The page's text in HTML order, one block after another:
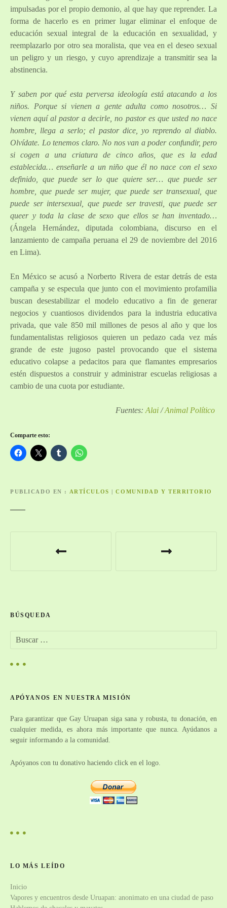
impulsadas por el propio demonio, al que hay que reprender. La
forma de hacerlo es en primer lugar eliminar el enfoque de
educación sexual integral de la educación en sexualidad, y
reemplazarlo por otro sea moralista, que vea en el deseo sexual
un peligro y un riesgo, y cuyo aprendizaje a transmitir sea la
abstinencia.
Y saben por qué esta perversa ideología está atacando a los
niños. Porque si vienen a gente adulta como nosotros… Si
vienen aquí al pastor a decirle, no pastor es que usted no nace
hombre, llega a serlo; el pastor dice, yo reprendo al diablo.
Olvídate. Lo tenemos claro. No nos van a poder confundir, pero
si cogen a una criatura de cinco años, que es la edad
establecida… enseñarle a un niño que él no nace con el sexo
definido, que puede ser lo que quiere ser… que puede ser
hombre, que puede ser mujer, que puede ser transexual, que
puede ser intersexual, que puede ser travesti, que puede ser
queer y toda la clase de sexo que ellos se han inventado…
(Ángela Hernández, diputada colombiana, discurso en el
lanzamiento de campaña peruana el 29 de noviembre del 2016
en Lima).
En México se acusó a Norberto Rivera de estar detrás de esta
campaña y se especula que junto con el movimiento profamilia
buscan desestabilizar el modelo educativo a fin de generar
negocios y cuantiosos dividendos para la industria educativa
privada, que vale 850 mil millones de pesos al año y que los
fundamentalistas religiosos quieren un pedazo cada vez más
grande de este jugoso pastel provocando que el sistema
educativo colapse a pedacitos para que flamantes empresarios
estén dispuestos a construir y administrar escuelas religiosas a
cambio de una cuota por estudiante.
Fuentes: Alai /Animal Político
Comparte esto:
PUBLICADO EN ARTÍCULOS |COMUNIDAD Y TERRITORIO
g
a
c
ó
n
d
e
t
a
d
BÚSQUEDA
c
:APÓYANOS EN NUESTRA MISIÓN
Para garantizar que Gay Uruapan siga sana y robusta, tu donación, en
cualquier medida, es ahora más importante que nunca. Ayúdanos a
seguir informando a la comunidad.
Apóyanos con tu donativo haciendo click en el logo.
LO MÁS LEÍDO
Inicio
Vapores y encuentros desde Uruapan: anonimato en una ciudad de paso